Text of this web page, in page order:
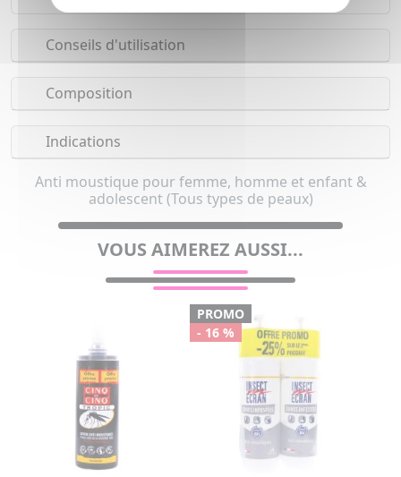
Conseils d'utilisation
Composition
Indications
Anti moustique pour femme, homme et enfant &
adolescent (Tous types de peaux)
VOUS AIMEREZ AUSSI...
PROMO
- 16 %